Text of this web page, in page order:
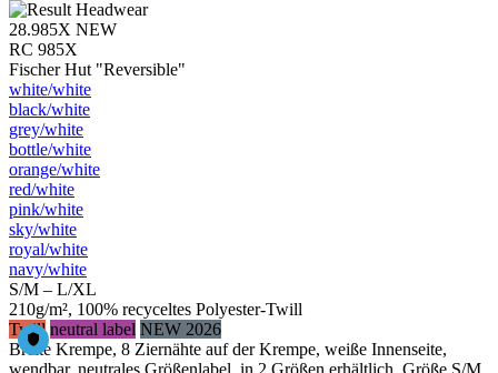
28.985X NEW
RC 985X
Fischer Hut "Reversible"
white/​white
black/​white
grey/​white
bottle/​white
orange/​white
red/​white
pink/​white
sky/​white
royal/​white
navy/​white
S/M – L/XL
210g/m², 100% recyceltes Polyester-Twill
Twill neutral label NEW 2026
Breite Krempe, 8 Ziernähte auf der Krempe, weiße Innenseite,
wendbar, neutrales Größenlabel, in 2 Größen erhältlich, Größe S/M